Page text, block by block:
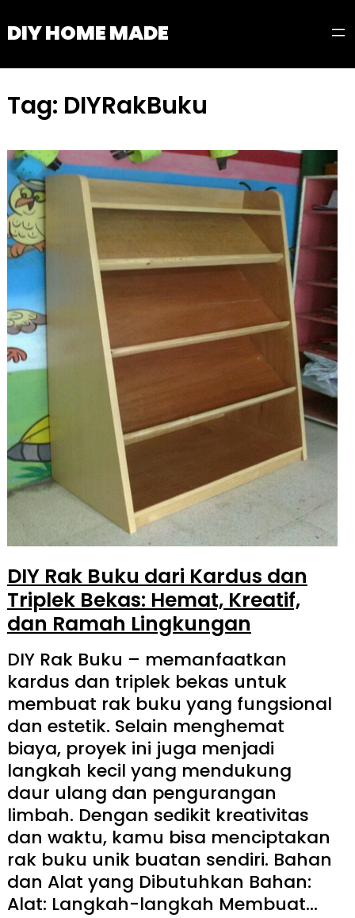
toDIY HOME MADE
Tag: DIYRakBuku
DIY Rak Buku dari Kardus dan
Triplek Bekas: Hemat, Kreatif,
dan Ramah Lingkungan
DIY Rak Buku – memanfaatkan
kardus dan triplek bekas untuk
membuat rak buku yang fungsional
dan estetik. Selain menghemat
biaya, proyek ini juga menjadi
langkah kecil yang mendukung
daur ulang dan pengurangan
limbah. Dengan sedikit kreativitas
dan waktu, kamu bisa menciptakan
rak buku unik buatan sendiri. Bahan
dan Alat yang Dibutuhkan Bahan:
Alat: Langkah-langkah Membuat…